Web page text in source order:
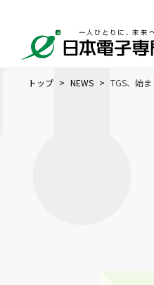
トップ NEWS TGS、始